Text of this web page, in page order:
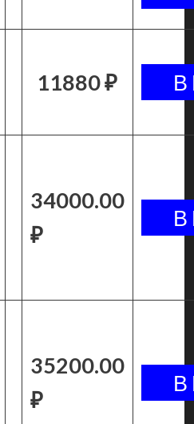
11880 ₽
34000.00
₽
35200.00
₽